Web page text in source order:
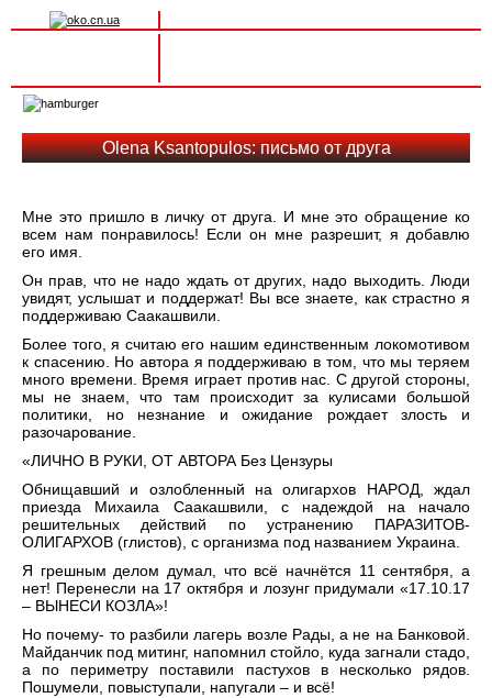
navigation
Olena Ksantopulos: письмо от друга
Мне это пришло в личку от друга. И мне это обращение ко
всем нам понравилось! Если он мне разрешит, я добавлю
его имя.
Он прав, что не надо ждать от других, надо выходить. Люди
увидят, услышат и поддержат! Вы все знаете, как страстно я
поддерживаю Саакашвили.
Более того, я считаю его нашим единственным локомотивом
к спасению. Но автора я поддерживаю в том, что мы теряем
много времени. Время играет против нас. С другой стороны,
мы не знаем, что там происходит за кулисами большой
политики, но незнание и ожидание рождает злость и
разочарование.
«ЛИЧНО В РУКИ, ОТ АВТОРА Без Цензуры
Обнищавший и озлобленный на олигархов НАРОД, ждал
приезда Михаила Саакашвили, с надеждой на начало
решительных действий по устранению ПАРАЗИТОВ-
ОЛИГАРХОВ (глистов), с организма под названием Украина.
Я грешным делом думал, что всё начнётся 11 сентября, а
нет! Перенесли на 17 октября и лозунг придумали «17.10.17
– ВЫНЕСИ КОЗЛА»!
Но почему- то разбили лагерь возле Рады, а не на Банковой.
Майданчик под митинг, напомнил стойло, куда загнали стадо,
а по периметру поставили пастухов в несколько рядов.
Пошумели, повыступали, напугали – и всё!